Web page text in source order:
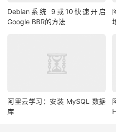
Debian系统 9或10快速开启
Google BBR的方法
阿里云学习：安装 MySQL 数据
库